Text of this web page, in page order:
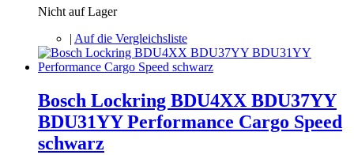
Nicht auf Lager
| Auf die Vergleichsliste
Bosch Lockring BDU4XX BDU37YY
BDU31YY Performance Cargo Speed
schwarz